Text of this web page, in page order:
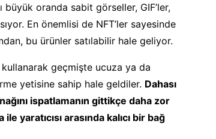
büyük oranda sabit görseller, GIF’ler,
En önemlisi de NFT’ler sayesinde
bu ürünler satılabilir hale geliyor.
kullanarak geçmişte ucuza ya da
yetisine sahip hale geldiler. Dahası
ispatlamanın gittikçe daha zor
yaratıcısı arasında kalıcı bir bağ